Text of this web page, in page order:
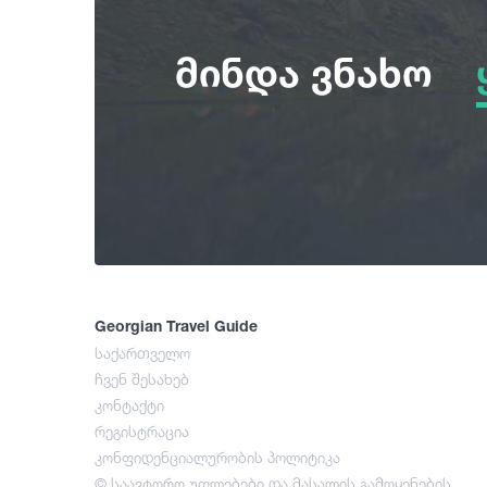
მინდა ვნახო
Georgian Travel Guide
საქართველო
ჩვენ შესახებ
კონტაქტი
რეგისტრაცია
კონფიდენციალურობის პოლიტიკა
© საავტორო უფლებები და მასალის გამოყენების